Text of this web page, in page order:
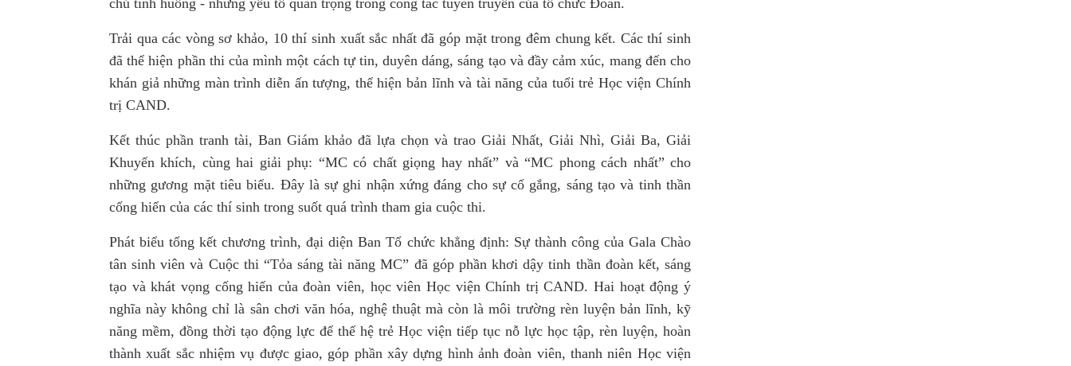
Trải qua các vòng sơ khảo, 10 thí sinh xuất sắc nhất đã góp mặt trong đêm chung kết. Các thí sinh
đã thể hiện phần thi của mình một cách tự tin, duyên dáng, sáng tạo và đầy cảm xúc, mang đến cho
khán giả những màn trình diễn ấn tượng, thể hiện bản lĩnh và tài năng của tuổi trẻ Học viện Chính
trị CAND.
Kết thúc phần tranh tài, Ban Giám khảo đã lựa chọn và trao Giải Nhất, Giải Nhì, Giải Ba, Giải
Khuyến khích, cùng hai giải phụ: “MC có chất giọng hay nhất” và “MC phong cách nhất” cho
những gương mặt tiêu biểu. Đây là sự ghi nhận xứng đáng cho sự cố gắng, sáng tạo và tinh thần
cống hiến của các thí sinh trong suốt quá trình tham gia cuộc thi.
Phát biểu tổng kết chương trình, đại diện Ban Tổ chức khẳng định: Sự thành công của Gala Chào
tân sinh viên và Cuộc thi “Tỏa sáng tài năng MC” đã góp phần khơi dậy tinh thần đoàn kết, sáng
tạo và khát vọng cống hiến của đoàn viên, học viên Học viện Chính trị CAND. Hai hoạt động ý
nghĩa này không chỉ là sân chơi văn hóa, nghệ thuật mà còn là môi trường rèn luyện bản lĩnh, kỹ
năng mềm, đồng thời tạo động lực để thế hệ trẻ Học viện tiếp tục nỗ lực học tập, rèn luyện, hoàn
thành xuất sắc nhiệm vụ được giao, góp phần xây dựng hình ảnh đoàn viên, thanh niên Học viện